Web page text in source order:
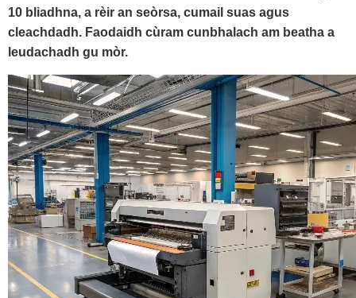
10 bliadhna, a rèir an seòrsa, cumail suas agus
cleachdadh. Faodaidh cùram cunbhalach am beatha a
leudachadh gu mòr.